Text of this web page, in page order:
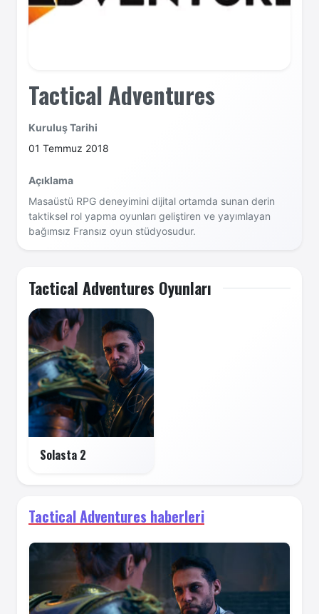
Tactical Adventures
Kuruluş Tarihi
01 Temmuz 2018
Açıklama
Masaüstü RPG deneyimini dijital ortamda sunan derin
taktiksel rol yapma oyunları geliştiren ve yayımlayan
bağımsız Fransız oyun stüdyosudur.
Tactical Adventures Oyunları
Solasta 2
Tactical Adventures haberleri